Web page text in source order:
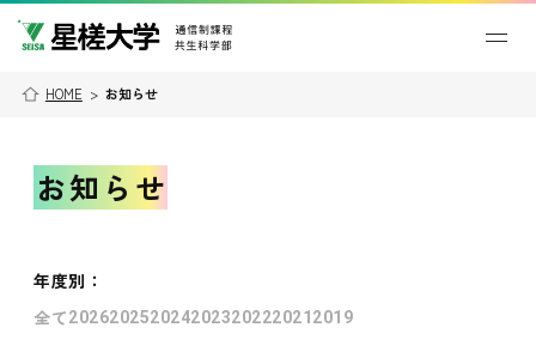
HOME > お知らせ
お知らせ
年度別 ：
全て202620252024202320222021 2019